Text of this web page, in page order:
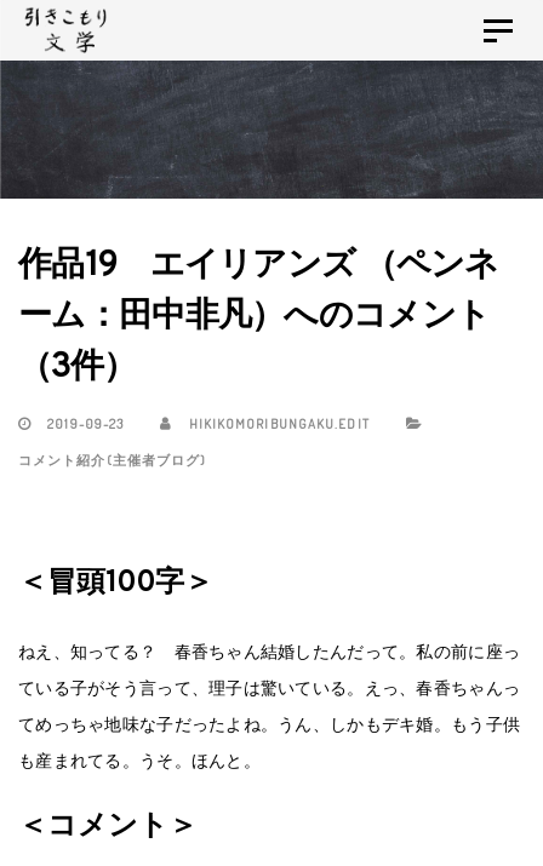
Skip
links
Skip
to
Toggle
作品19 エイリアンズ （ペンネ
ーム：田中非凡）へのコメント
（3件）
2019-09-23 HIKIKOMORIBUNGAKU.EDIT
コメント紹介(主催者ブログ)
＜冒頭100字＞
ねえ、知ってる？ 春香ちゃん結婚したんだって。私の前に座っ
ている子がそう言って、理子は驚いている。えっ、春香ちゃんっ
てめっちゃ地味な子だったよね。うん、しかもデキ婚。もう子供
も産まれてる。うそ。ほんと。
＜コメント＞